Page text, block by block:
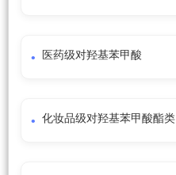
医药级对羟基苯甲酸
化妆品级对羟基苯甲酸酯类